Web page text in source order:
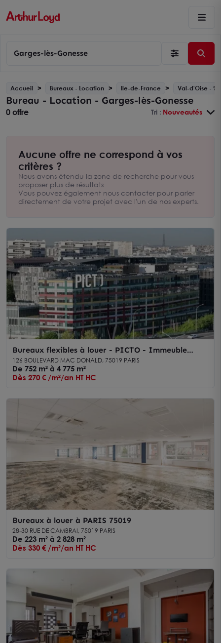
Garges-lès-Gonesse
Accueil Bureaux - Location Ile-de-France Val-d'Oise - 95
Bureau - Location - Garges-lès-Gonesse
0 offre Tri : Nouveautés
Aucune offre ne correspond à vos
critères ?
Nous avons étendu la zone de recherche pour vous
proposer plus de résultats
Vous pouvez également nous contacter pour parler
directement de votre projet avec l'un de nos experts.
Bureaux flexibles à louer - PICTO - Immeuble
tertiaire certifié HQE avec services premium -
Paris 19
126 BOULEVARD MAC DONALD, 75019 PARIS
De 752 m² à 4 775 m²
Dès 270 € /m²/an HT HC
Bureaux à louer à PARIS 75019
28-30 RUE DE CAMBRAI, 75019 PARIS
De 223 m² à 2 828 m²
Dès 330 € /m²/an HT HC